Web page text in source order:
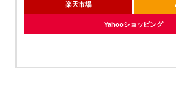
楽天市場
Yahooショッピング